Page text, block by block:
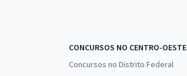
CONCURSOS NO CENTRO-OESTE
Concursos no Distrito Federal